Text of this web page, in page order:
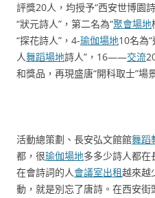
評獎20人，均授予“西安世博園詩
“狀元詩人”，第二名為“聚會場地
“探花詩人”，4-瑜伽場地10名為
人舞蹈場地詩人”，16——交流
和獎品，再現盛唐“開科取士”場
活動總策劃、長安弘文館館舞蹈
都，很瑜伽場地多多少詩人都在
在會詩詞的人會議室出租越來越
動，就是別忘了唐詩。在西安街